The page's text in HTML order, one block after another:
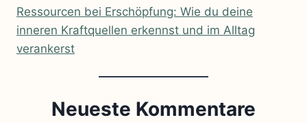
Ressourcen bei Erschöpfung: Wie du deine
inneren Kraftquellen erkennst und im Alltag
verankerst
Neueste Kommentare